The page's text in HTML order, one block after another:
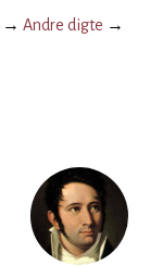
→ Andre digte →